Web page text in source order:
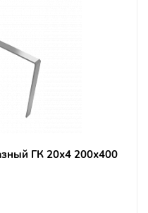
ГК 20х4 200х400